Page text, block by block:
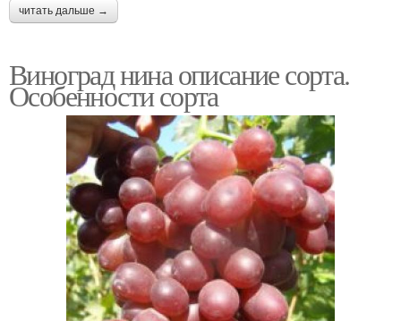
читать дальше →
Виноград нина описание сорта.
Особенности сорта